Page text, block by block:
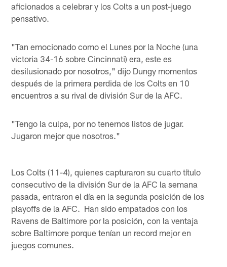
aficionados a celebrar y los Colts a un post-juego
pensativo.
"Tan emocionado como el Lunes por la Noche (una
victoria 34-16 sobre Cincinnati) era, este es
desilusionado por nosotros," dijo Dungy momentos
después de la primera perdida de los Colts en 10
encuentros a su rival de división Sur de la AFC.
"Tengo la culpa, por no tenernos listos de jugar.
Jugaron mejor que nosotros."
Los Colts (11-4), quienes capturaron su cuarto título
consecutivo de la división Sur de la AFC la semana
pasada, entraron el día en la segunda posición de los
playoffs de la AFC. Han sido empatados con los
Ravens de Baltimore por la posición, con la ventaja
sobre Baltimore porque tenían un record mejor en
juegos comunes.